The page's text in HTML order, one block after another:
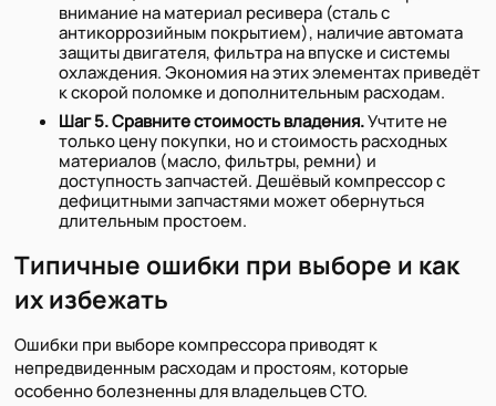
внимание на материал ресивера (сталь с
антикоррозийным покрытием), наличие автомата
защиты двигателя, фильтра на впуске и системы
охлаждения. Экономия на этих элементах приведёт
к скорой поломке и дополнительным расходам.
Шаг 5. Сравните стоимость владения.Учтите не
только цену покупки, но и стоимость расходных
материалов (масло, фильтры, ремни) и
доступность запчастей. Дешёвый компрессор с
дефицитными запчастями может обернуться
длительным простоем.
Типичные ошибки при выборе и как
их избежать
Ошибки при выборе компрессора приводят к
непредвиденным расходам и простоям, которые
особенно болезненны для владельцев СТО.